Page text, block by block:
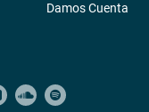
Damos Cuenta